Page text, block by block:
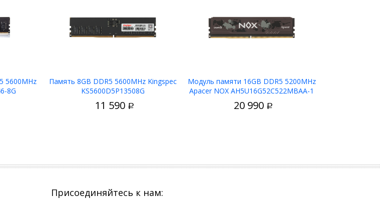
5600MHz
8G
Память 8GB DDR5 5600MHz Kingspec
KS5600D5P13508G
11 590 Р
В корзину
Модуль памяти 16GB DDR5 5200MHz
Apacer NOX AH5U16G52C522MBAA-1
20 990 Р
В корзину
Присоединяйтесь к нам: